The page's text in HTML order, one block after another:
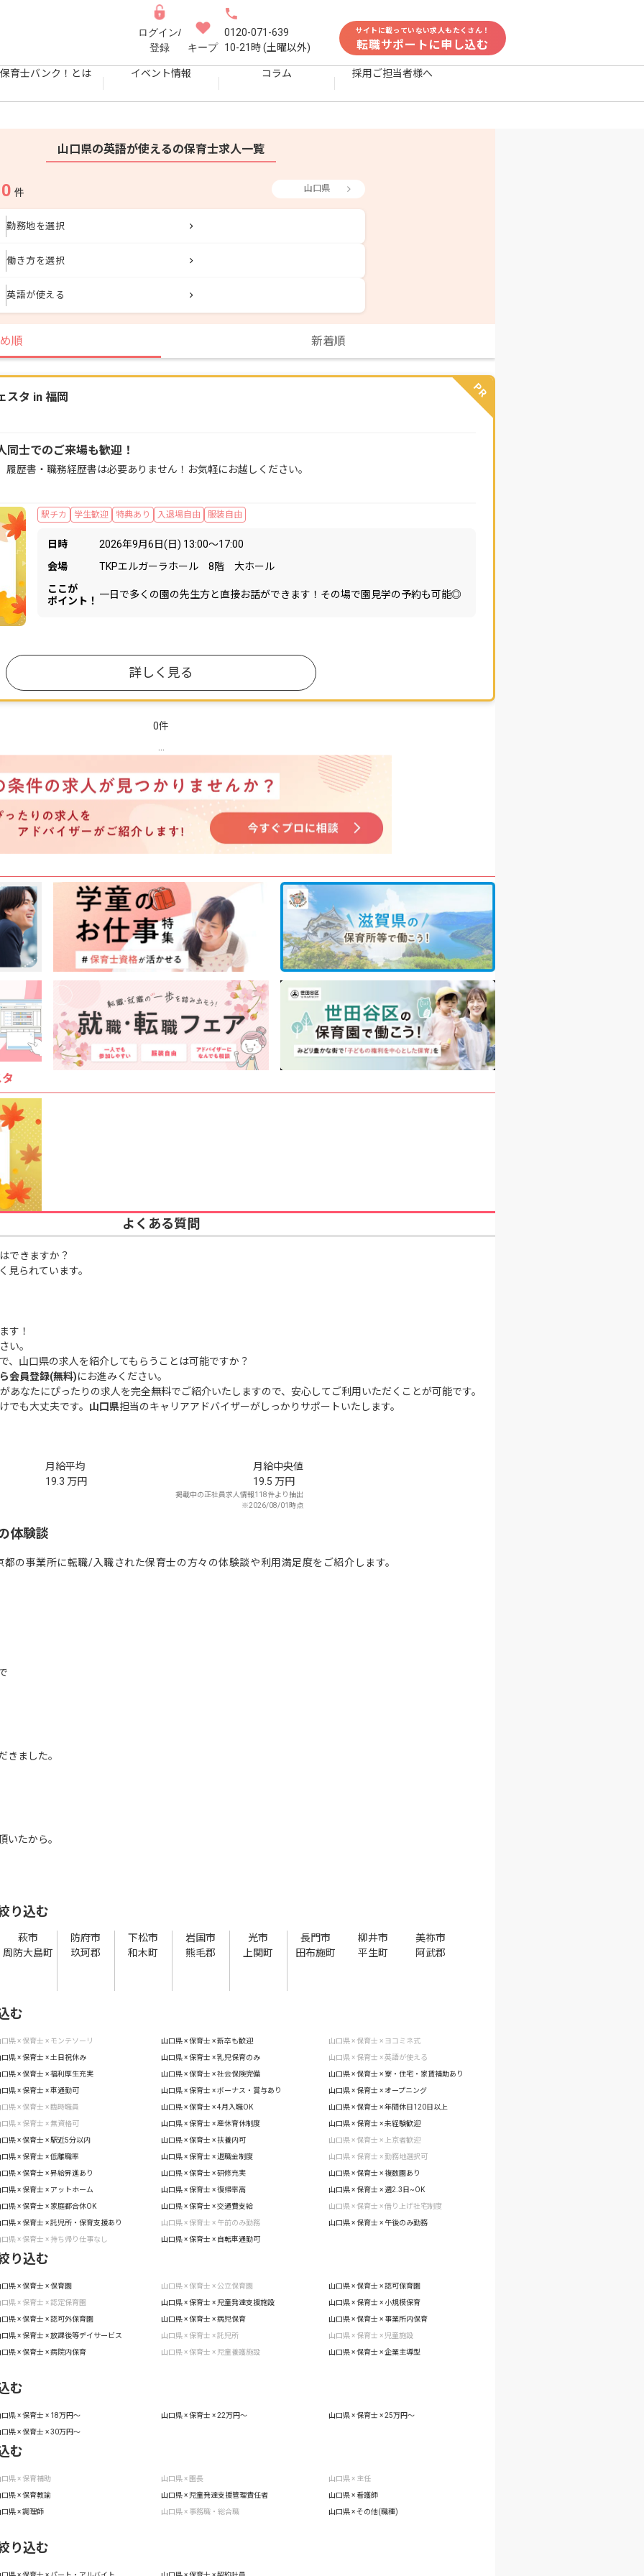
ログイン/
登録
キープ
0120-071-639
10-21時 (土曜以外)
サイトに載っていない求人もたくさん！
転職サポートに申し込む
保育士バンク！とは イベント情報 コラム 採用ご担当者様へ
山口県の英語が使えるの保育士求人一覧
0 件 山口県
勤務地を選択
働き方を選択
英語が使える
順 新着順
PR
スタ in 福岡
士でのご来場も歓迎！
駅チカ 学生歓迎 特典あり 入退場自由 服装自由
歴書・職務経歴書は必要ありません！お気軽にお越しください。
日時
2026年9月6日(日) 13:00〜17:00
会場
TKPエルガーラホール 8階 大ホール
ここが
ポイント！
一日で多くの園の先生方と直接お話ができます！その場で園見学の予約も可能◎
詳しく見る
0件
よくある質問
できますか？
見られています。
す！
い。
、山口県の求人を紹介してもらうことは可能ですか？
会員登録(無料)にお進みください。
あなたにぴったりの求人を完全無料でご紹介いたしますので、安心してご利用いただくことが可能です。
でも大丈夫です。 山口県担当のキャリアアドバイザーがしっかりサポートいたします。
月給平均
19.3 万円
月給中央値
19.5 万円
掲載中の正社員求人情報118件より抽出
※2026/08/01時点
体験談
の事業所に転職/入職された保育士の方々の体験談や利用満足度をご紹介します。
きました。
いたから。
り込む
萩市 防府市 下松市 岩国市 光市 長門市 柳井市
美祢市
周防大島町
玖珂郡 和木町 熊毛郡 上関町 田布施町 平生町 阿武郡
む
県 × 保育士 × モンテソーリ 山口県 × 保育士 × 新卒も歓迎 山口県 × 保育士 × ヨコミネ式
県 × 保育士 × 土日祝休み 山口県 × 保育士 × 乳児保育のみ 山口県 × 保育士 × 英語が使える
県 × 保育士 × 福利厚生充実 山口県 × 保育士 × 社会保険完備 山口県 × 保育士 × 寮・住宅・家賃補助あり
県 × 保育士 × 車通勤可 山口県 × 保育士 × ボーナス・賞与あり 山口県 × 保育士 × オープニング
県 × 保育士 × 臨時職員 山口県 × 保育士 × 4月入職OK 山口県 × 保育士 × 年間休日120日以上
県 × 保育士 × 無資格可 山口県 × 保育士 × 産休育休制度 山口県 × 保育士 × 未経験歓迎
県 × 保育士 × 駅近5分以内 山口県 × 保育士 × 扶養内可 山口県 × 保育士 × 上京者歓迎
県 × 保育士 × 低離職率 山口県 × 保育士 × 退職金制度 山口県 × 保育士 × 勤務地選択可
県 × 保育士 × 昇給昇進あり 山口県 × 保育士 × 研修充実 山口県 × 保育士 × 複数園あり
県 × 保育士 × アットホーム 山口県 × 保育士 × 復帰率高 山口県 × 保育士 × 週2.3日~OK
県 × 保育士 × 家庭都合休OK 山口県 × 保育士 × 交通費支給 山口県 × 保育士 × 借り上げ社宅制度
県 × 保育士 × 託児所・保育支援あり 山口県 × 保育士 × 午前のみ勤務 山口県 × 保育士 × 午後のみ勤務
県 × 保育士 × 持ち帰り仕事なし 山口県 × 保育士 × 自転車通勤可
り込む
県 × 保育士 × 保育園 山口県 × 保育士 × 公立保育園 山口県 × 保育士 × 認可保育園
県 × 保育士 × 認定保育園 山口県 × 保育士 × 児童発達支援施設 山口県 × 保育士 × 小規模保育
県 × 保育士 × 認可外保育園 山口県 × 保育士 × 病児保育 山口県 × 保育士 × 事業所内保育
県 × 保育士 × 放課後等デイサービス 山口県 × 保育士 × 託児所 山口県 × 保育士 × 児童施設
県 × 保育士 × 病院内保育 山口県 × 保育士 × 児童養護施設 山口県 × 保育士 × 企業主導型
む
県 × 保育士 × 18万円〜 山口県 × 保育士 × 22万円〜 山口県 × 保育士 × 25万円〜
県 × 保育士 × 30万円〜
む
県 × 保育補助 山口県 × 園長 山口県 × 主任
県 × 保育教諭 山口県 × 児童発達支援管理責任者 山口県 × 看護師
県 × 調理師 山口県 × 事務職・総合職 山口県 × その他(職種)
り込む